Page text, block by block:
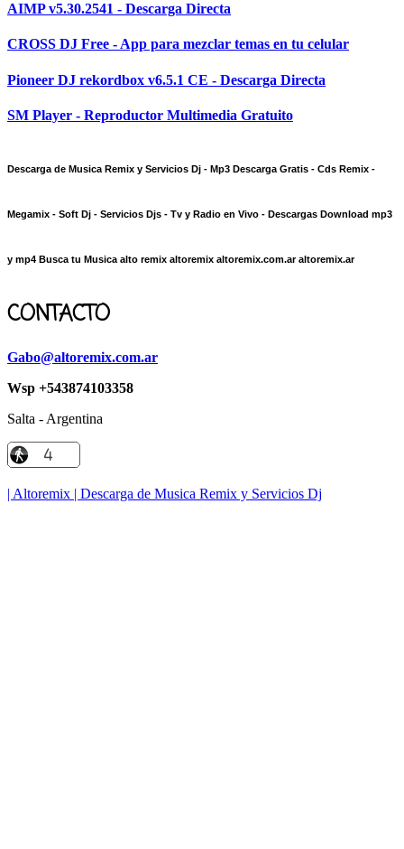
AIMP v5.30.2541 - Descarga Directa
CROSS DJ Free - App para mezclar temas en tu celular
Pioneer DJ rekordbox v6.5.1 CE - Descarga Directa
SM Player - Reproductor Multimedia Gratuito
Descarga de Musica Remix y Servicios Dj - Mp3 Descarga Gratis - Cds Remix -
Megamix - Soft Dj - Servicios Djs - Tv y Radio en Vivo - Descargas Download mp3
y mp4 Busca tu Musica alto remix altoremix altoremix.com.ar altoremix.ar
CONTACTO
Gabo@altoremix.com.ar
Wsp +543874103358
Salta - Argentina
| Altoremix | Descarga de Musica Remix y Servicios Dj